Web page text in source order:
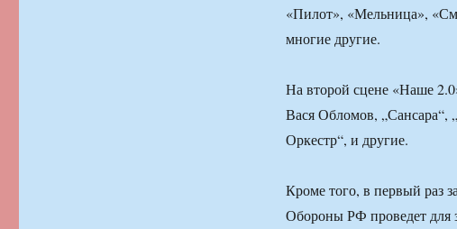
«Пилот», «Мельница»,
многие другие.
На второй сцене «Наше
Вася Обломов, „Сансара“,
Оркестр“, и другие.
Кроме того, в первый раз
Обороны РФ проведет для